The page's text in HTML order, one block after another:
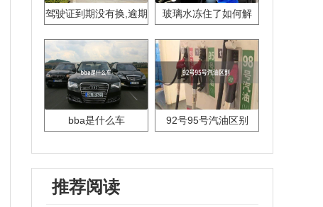
驾驶证到期没有换,逾期
玻璃水冻住了如何解
bba是什么车 92号95号汽油区别
推荐阅读